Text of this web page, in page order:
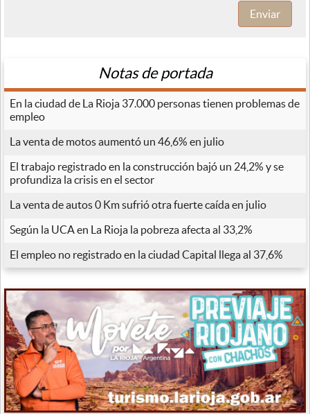
Enviar
Notas de portada
En la ciudad de La Rioja 37.000 personas tienen problemas de
empleo
La venta de motos aumentó un 46,6% en julio
El trabajo registrado en la construcción bajó un 24,2% y se
profundiza la crisis en el sector
La venta de autos 0 Km sufrió otra fuerte caída en julio
Según la UCA en La Rioja la pobreza afecta al 33,2%
El empleo no registrado en la ciudad Capital llega al 37,6%